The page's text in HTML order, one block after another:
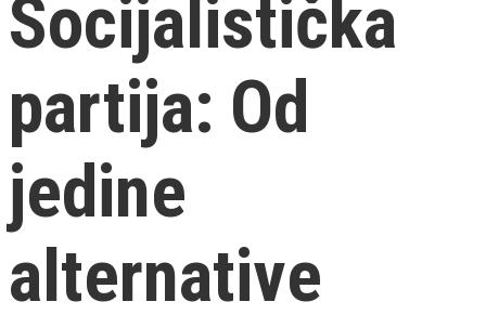
Socijalistička
partija: Od
jedine
alternative